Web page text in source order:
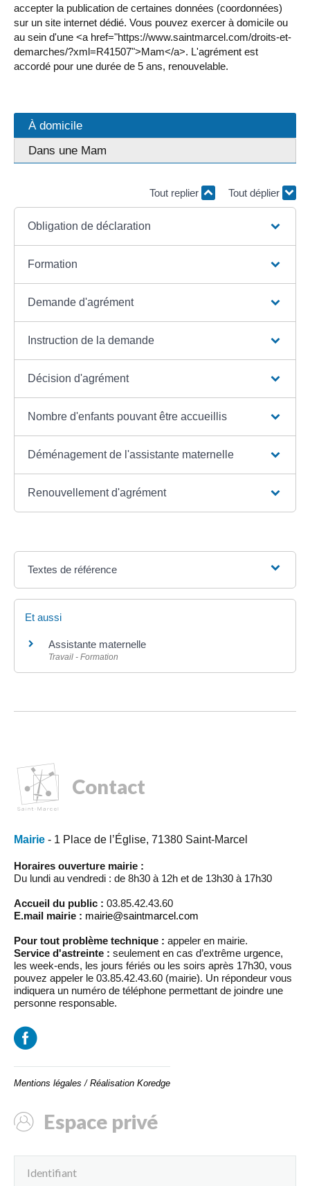
accepter la publication de certaines données (coordonnées)
sur un site internet dédié. Vous pouvez exercer à domicile ou
au sein d'une <a href="https://www.saintmarcel.com/droits-et-
demarches/?xml=R41507">Mam</a>. L'agrément est
accordé pour une durée de 5 ans, renouvelable.
À domicile
Dans une Mam
Tout replier Tout déplier
Obligation de déclaration
Formation
Demande d'agrément
Instruction de la demande
Décision d'agrément
Nombre d'enfants pouvant être accueillis
Déménagement de l'assistante maternelle
Renouvellement d'agrément
Textes de référence
Et aussi
Assistante maternelle
Travail - Formation
Contact
Mairie - 1 Place de l’Église, 71380 Saint-Marcel
Horaires ouverture mairie :
Du lundi au vendredi : de 8h30 à 12h et de 13h30 à 17h30
Accueil du public : 03.85.42.43.60
E.mail mairie : mairie@saintmarcel.com
Pour tout problème technique : appeler en mairie.
Service d'astreinte : seulement en cas d’extrême urgence,
les week-ends, les jours fériés ou les soirs après 17h30, vous
pouvez appeler le 03.85.42.43.60 (mairie). Un répondeur vous
indiquera un numéro de téléphone permettant de joindre une
personne responsable.
Mentions légales / Réalisation Koredge
Espace privé